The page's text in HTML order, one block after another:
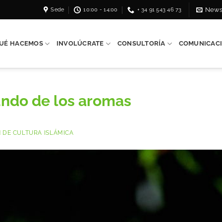
Sede 10:00 - 14:00 + 34 91 543 46 73
HACEMOS INVOLÚCRATE CONSULTORÍA
de los aromas
DE CULTURA ISLÁMICA